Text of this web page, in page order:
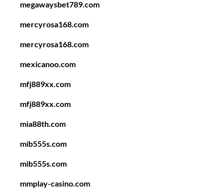
megawaysbet789.com
mercyrosa168.com
mercyrosa168.com
mexicanoo.com
mfj889xx.com
mfj889xx.com
mia88th.com
mib555s.com
mib555s.com
mmplay-casino.com